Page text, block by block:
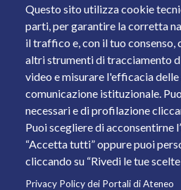
Questo sito utilizza cookie
parti, per garantire la corretta
il traffico e, con il tuo
altri strumenti di tracciamento
video e misurare l'efficacia
comunicazione istituzionale.
necessari e di profilazione
Puoi scegliere di acconsentirne
“Accetta tutti” oppure puoi
cliccando su “Rivedi le tue
Privacy Policy dei Portali di Ateneo
Piazza del Mercato, 15 - 25121
Tel. +39 030 2988.1 PEC:
Partita IVA: 01773710171 Codice